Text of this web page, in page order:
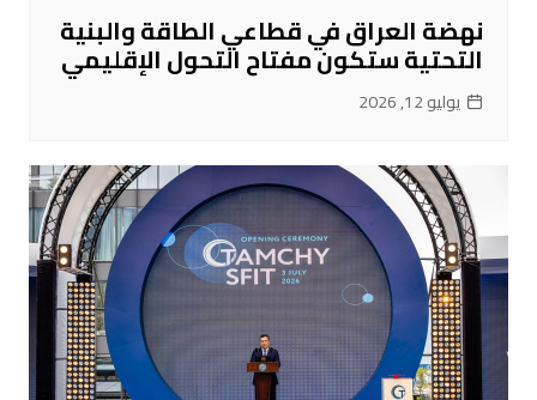
نهضة العراق في قطاعي الطاقة والبنية
التحتية ستكون مفتاح التحول الإقليمي
يوليو 12, 2026